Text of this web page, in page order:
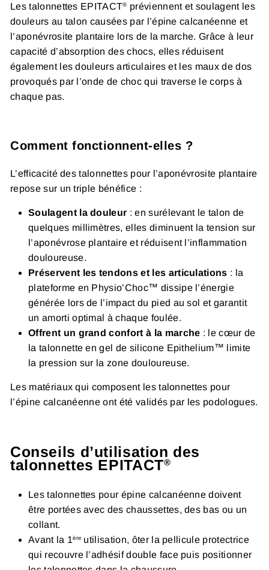
Les talonnettes EPITACT® préviennent et soulagent les
douleurs au talon causées par l’épine calcanéenne et
l’aponévrosite plantaire lors de la marche. Grâce à leur
capacité d’absorption des chocs, elles réduisent
également les douleurs articulaires et les maux de dos
provoqués par l’onde de choc qui traverse le corps à
chaque pas.
Comment fonctionnent-elles ?
L’efficacité des talonnettes pour l’aponévrosite plantaire
repose sur un triple bénéfice :
Soulagent la douleur : en surélevant le talon de
quelques millimètres, elles diminuent la tension sur
l’aponévrose plantaire et réduisent l’inflammation
douloureuse.
Préservent les tendons et les articulations : la
plateforme en Physio’Choc™ dissipe l’énergie
générée lors de l’impact du pied au sol et garantit
un amorti optimal à chaque foulée.
Offrent un grand confort à la marche : le cœur de
la talonnette en gel de silicone Epithelium™ limite
la pression sur la zone douloureuse.
Les matériaux qui composent les talonnettes pour
l’épine calcanéenne ont été validés par les podologues.
Conseils d’utilisation des
talonnettes EPITACT®
Les talonnettes pour épine calcanéenne doivent
être portées avec des chaussettes, des bas ou un
collant.
Avant la 1ère utilisation, ôter la pellicule protectrice
qui recouvre l’adhésif double face puis positionner